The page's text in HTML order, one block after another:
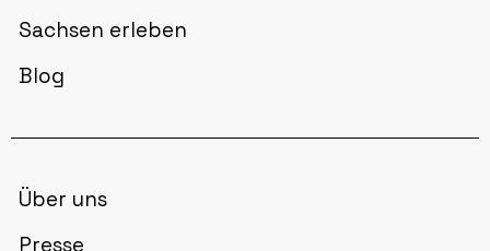
Sachsen erleben
Blog
Über uns
Presse